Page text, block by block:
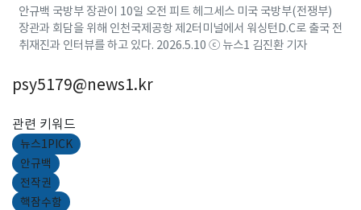
안규백 국방부 장관이 10일 오전 피트 헤그세스 미국 국방부(전쟁부)
장관과 회담을 위해 인천국제공항 제2터미널에서 워싱턴D.C로 출국 전
취재진과 인터뷰를 하고 있다. 2026.5.10 ⓒ 뉴스1 김진환 기자
psy5179@news1.kr
관련 키워드
뉴스1PICK
안규백
전작권
핵잠수함